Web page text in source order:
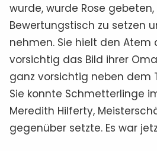
wurde, wurde Rose
Bewertungstisch zu setzen
nehmen. Sie hielt den Atem
vorsichtig das Bild ihrer
ganz vorsichtig neben dem
Sie konnte Schmetterlinge
Meredith Hilferty,
gegenüber setzte. Es war